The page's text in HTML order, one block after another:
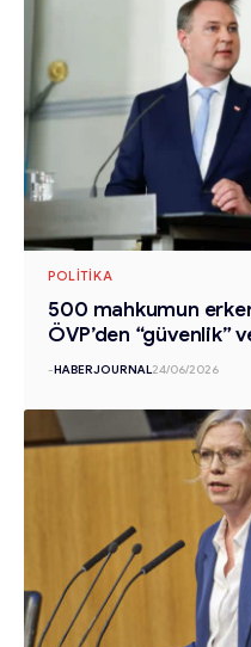
POLITIKA
500 mahkumun
ÖVP’den “güvenlik”
-HABERJOURNAL24/06/2026